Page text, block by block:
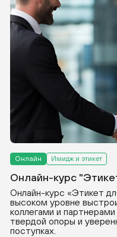
Онлайн Имидж и этикет
Онлайн-курс
Онлайн-курс «Этикет
высоком уровне
коллегами и
твердой опоры и
поступках.